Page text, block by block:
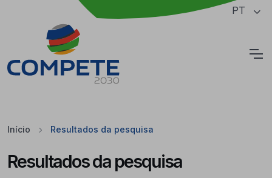
Saltar para o conteúdo principal da página PT
Início Resultados da pesquisa
Resultados da pesquisa